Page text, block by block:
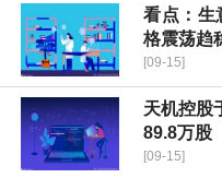
看点：生
格震荡趋
[09-15]
天机控股
89.8万股
[09-15]